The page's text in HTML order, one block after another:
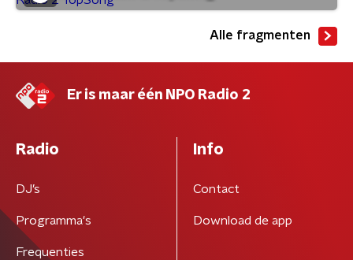
Alle fragmenten
Er is maar één NPO Radio 2
Radio
DJ’s
Programma's
Frequenties
Info
Contact
Download de app